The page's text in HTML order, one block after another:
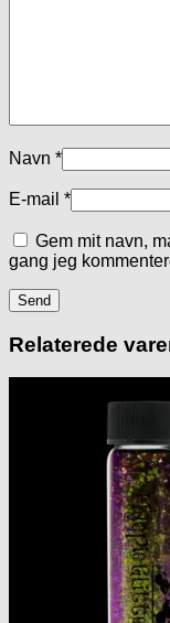
Navn *
E-mail *
Gem mit navn,
gang jeg
Relaterede